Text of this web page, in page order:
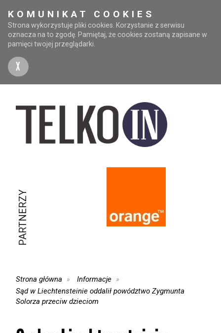
KOMUNIKAT COOKIES
Strona wykorzystuje pliki cookies. Korzystanie z serwisu
oznacza na to zgodę. Pamiętaj, że cookies zostaną zapisane w
pamięci twojej przeglądarki.
X
PARTNERZY
Strona główna
Informacje
Sąd w Liechtensteinie oddalił powództwo Zygmunta
Solorza przeciw dzieciom